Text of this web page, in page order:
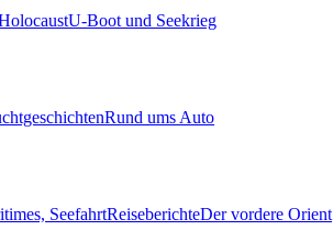
U-Boot und Seekrieg
Rund ums Auto
SeefahrtReiseberichteDer vordere Orient